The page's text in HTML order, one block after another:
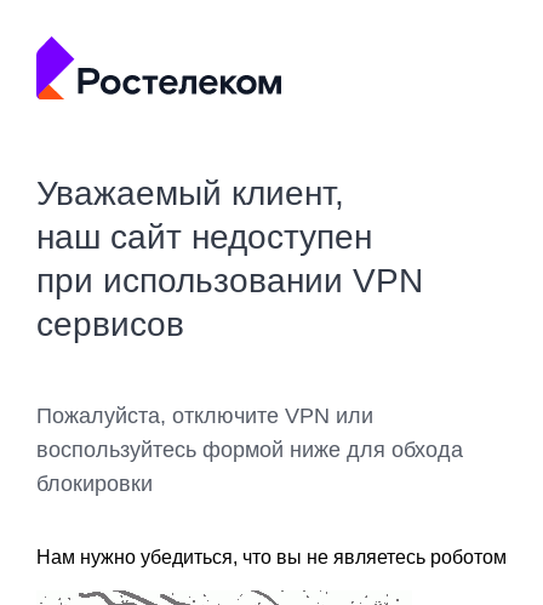
Уважаемый клиент,
наш сайт недоступен
при использовании VPN
сервисов
Пожалуйста, отключите VPN или
воспользуйтесь формой ниже для обхода
блокировки
Нам нужно убедиться, что вы не являетесь роботом